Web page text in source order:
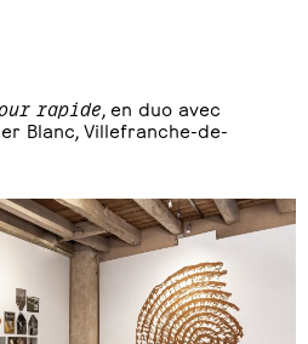
rapide , en duo avec
Blanc, Villefranche-de-